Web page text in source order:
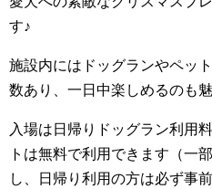
す♪
施設内にはドッグランやペッ
数あり、一日中楽しめるのも魅
入場は日帰りドッグラン利用
トは無料で利用できます（一
し、日帰り利用の方は必ず事